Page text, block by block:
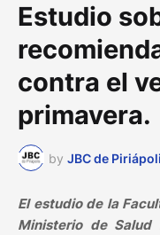
Estudio
contra el
primavera.
by JBC de
El estudio de la
Ministerio de Salud